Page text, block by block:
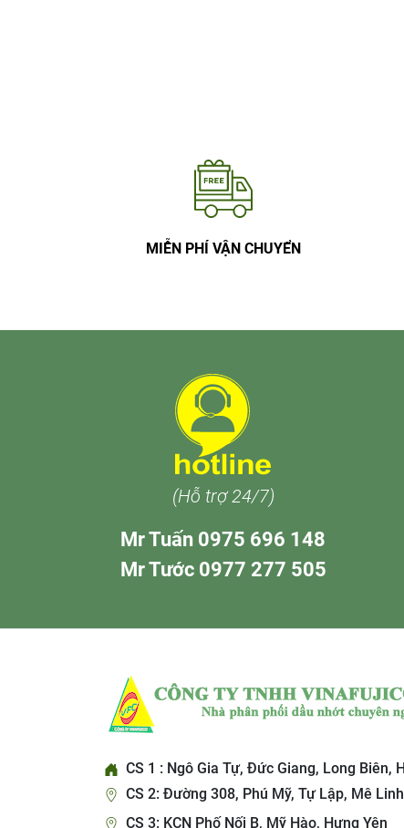
MIỄN PHÍ VẬN CHUYỂN
(Hỗ trợ 24/7)
Mr Tuấn 0975 696 148
Mr Tước 0977 277 505
CS 1 : Ngô Gia Tự, Đức Giang, Long Biên,
CS 2: Đường 308, Phú Mỹ, Tự Lập, Mê
CS 3: KCN Phố Nối B, Mỹ Hào, Hưng Yên